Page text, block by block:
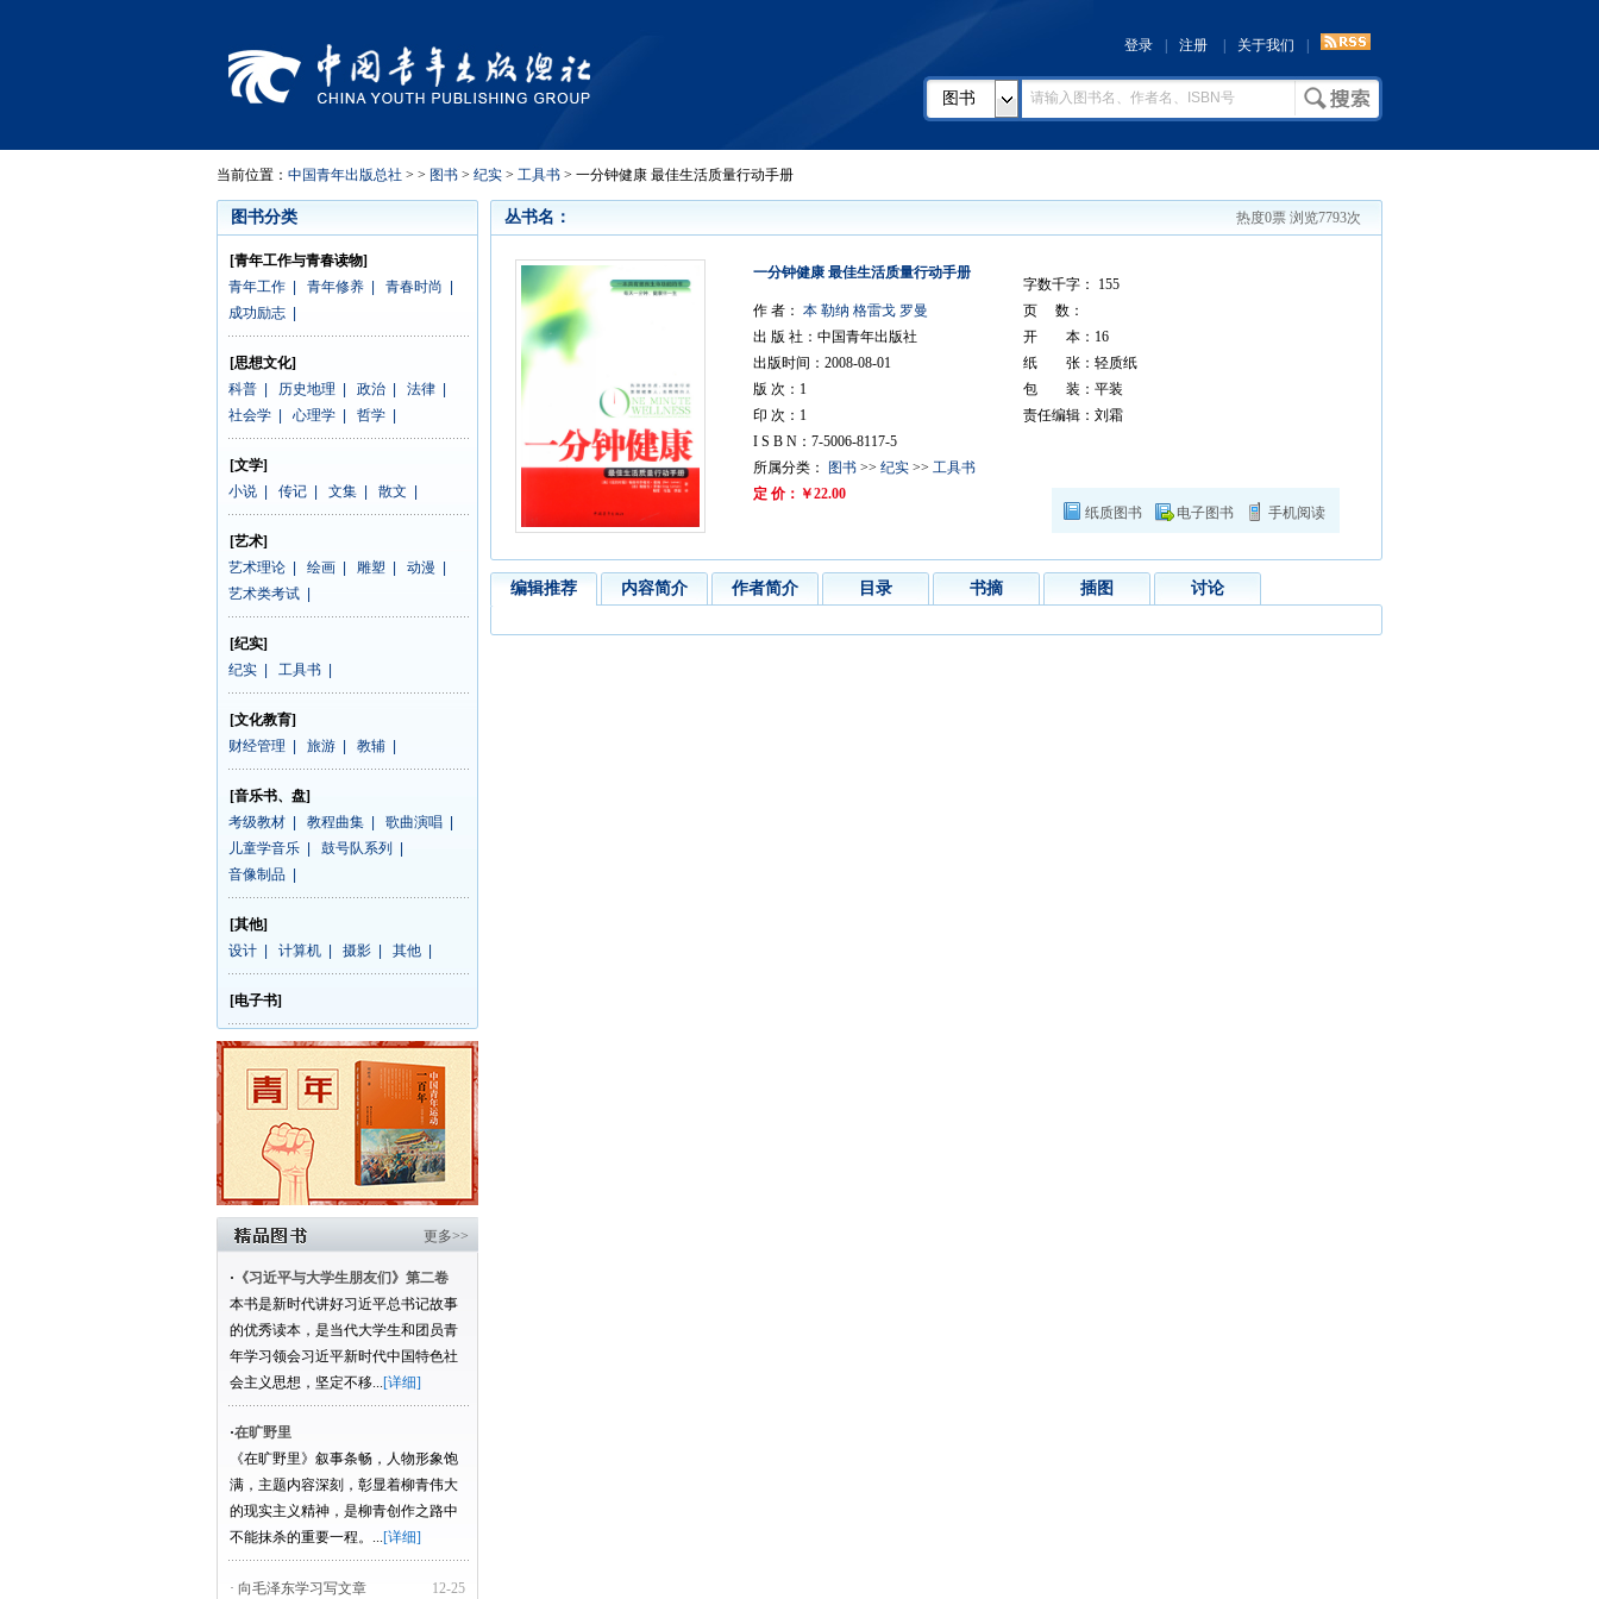
登录 注册 关于我们
图书
当前位置： 中国青年出版总社 > > 图书 > 纪实 > 工具书 > 一分钟健康 最佳生活质量行动手册
图书分类
[青年工作与青春读物]
青年工作
青年修养 青春时尚
成功励志
[思想文化]
科普
历史地理 政治 法律
社会学
心理学 哲学
[文学]
小说
传记 文集 散文
[艺术]
艺术理论
绘画 雕塑 动漫
艺术类考试
[纪实]
纪实
工具书
[文化教育]
财经管理
旅游 教辅
[音乐书、盘]
考级教材
教程曲集 歌曲演唱
儿童学音乐
鼓号队系列
音像制品
[其他]
设计
计算机 摄影 其他
[电子书]
更多>>
· 《习近平与大学生朋友们》第二卷
本书是新时代讲好习近平总书记故事
的优秀读本，是当代大学生和团员青
年学习领会习近平新时代中国特色社
会主义思想，坚定不移...[详细]
·在旷野里
《在旷野里》叙事条畅，人物形象饱
满，主题内容深刻，彰显着柳青伟大
的现实主义精神，是柳青创作之路中
不能抹杀的重要一程。...[详细]
12-25
· 向毛泽东学习写文章
热度0票 浏览7793次
丛书名：
纸质图书 电子图书 手机阅读
一分钟健康 最佳生活质量行动手册
作 者： 本 勒纳 格雷戈 罗曼
出 版 社：中国青年出版社
出版时间：2008-08-01
版 次：1
印 次：1
I S B N：7-5006-8117-5
所属分类：
图书 >> 纪实 >> 工具书
定 价：￥22.00
字数千字： 155
页 数：
开 本：16
纸 张：轻质纸
包 装：平装
责任编辑：刘霜
编辑推荐 内容简介 作者简介 目录 书摘 插图 讨论